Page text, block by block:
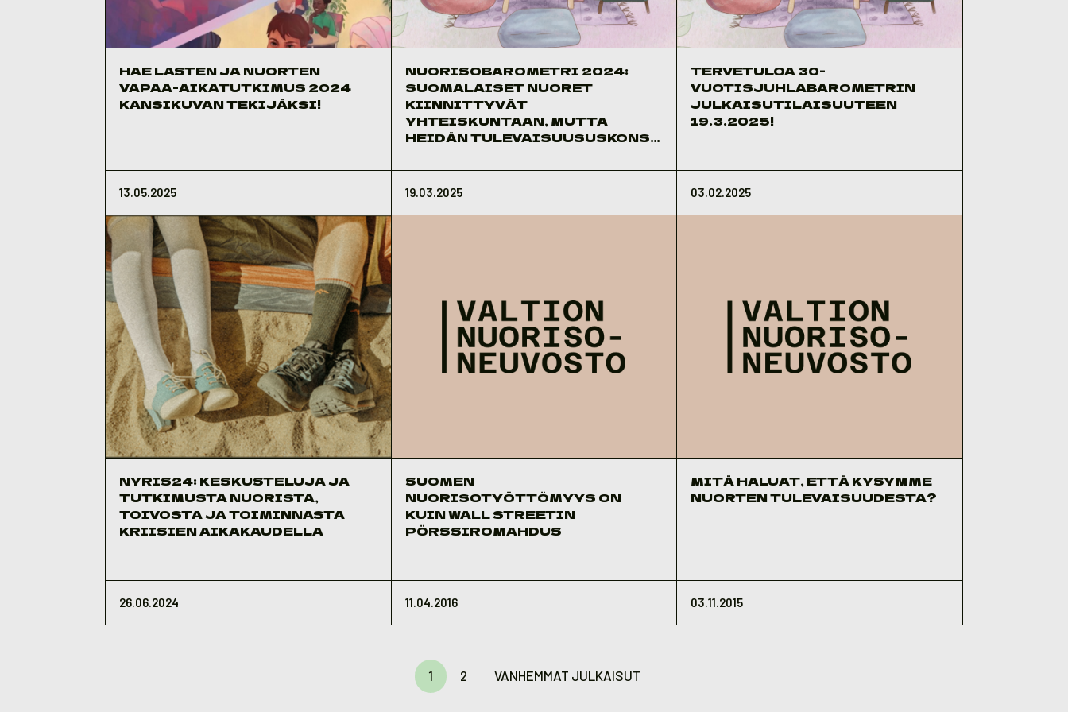
HAE LASTEN JA NUORTEN
VAPAA-AIKATUTKIMUS 2024
KANSIKUVAN TEKIJÄKSI!
13.05.2025
NUORISOBAROMETRI 2024:
SUOMALAISET NUORET
KIINNITTYVÄT
YHTEISKUNTAAN, MUTTA
HEIDÄN TULEVAISUUSUSKONSA
19.03.2025
TERVETULOA 30-
VUOTISJUHLABAROMETRIN
JULKAISUTILAISUUTEEN
19.3.2025!
03.02.2025
NYRIS24: KESKUSTELUJA JA
TUTKIMUSTA NUORISTA,
TOIVOSTA JA TOIMINNASTA
KRIISIEN AIKAKAUDELLA
26.06.2024
SUOMEN
NUORISOTYÖTTÖMYYS ON
KUIN WALL STREETIN
PÖRSSIROMAHDUS
11.04.2016
MITÄ HALUAT, ETTÄ KYSYMME
NUORTEN TULEVAISUUDESTA?
03.11.2015
1 2 VANHEMMAT JULKAISUT